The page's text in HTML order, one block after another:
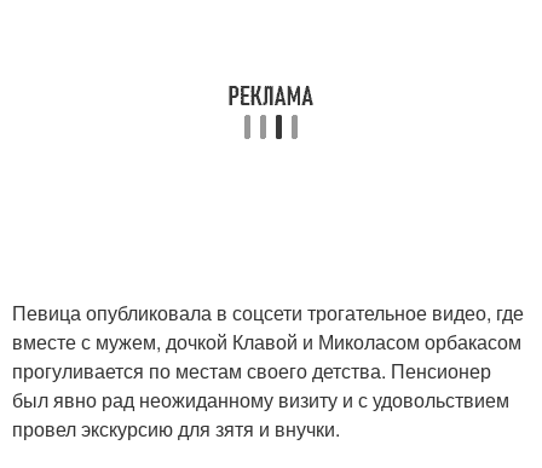
Певица опубликовала в соцсети трогательное видео, где
вместе с мужем, дочкой Клавой и Миколасом орбакасом
прогуливается по местам своего детства. Пенсионер
был явно рад неожиданному визиту и с удовольствием
провел экскурсию для зятя и внучки.